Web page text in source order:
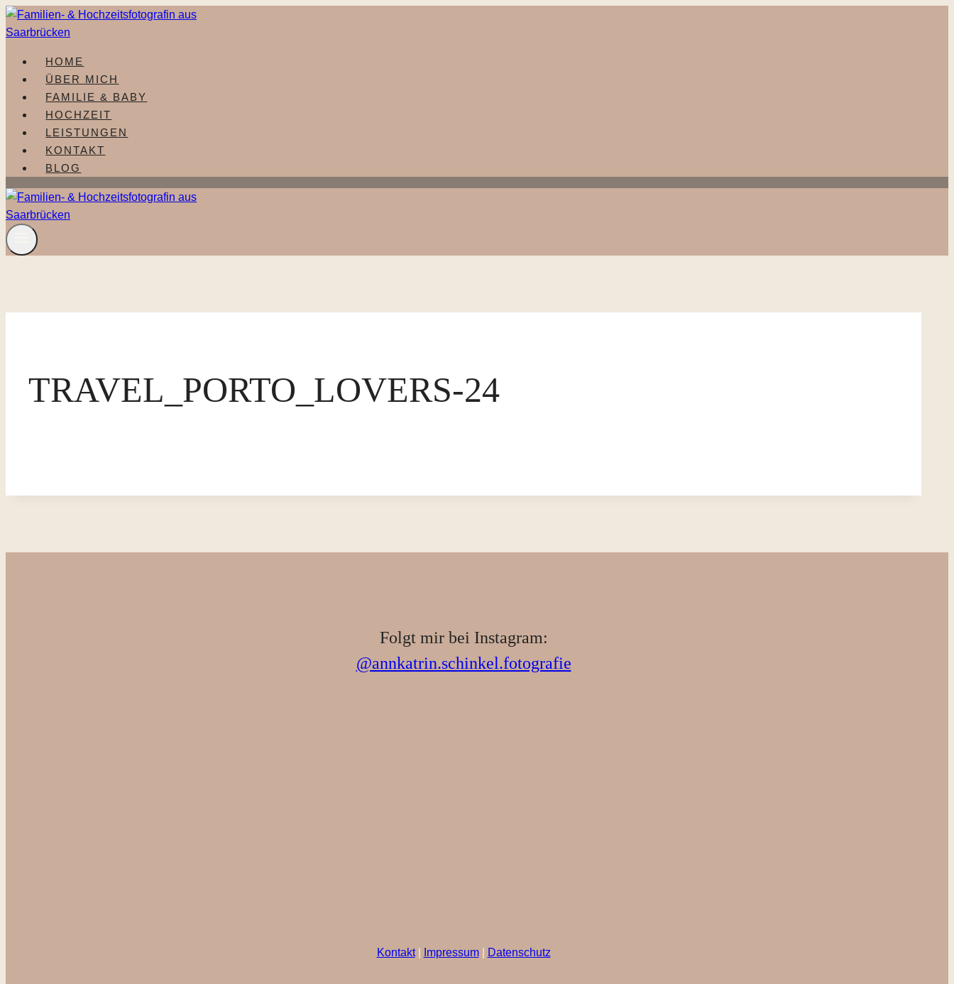
Zum
Inhalt
HOME
ÜBER MICH
FAMILIE & BABY
HOCHZEIT
LEISTUNGEN
KONTAKT
BLOG
TRAVEL_PORTO_LOVERS-24
Folgt mir bei Instagram:
@annkatrin.schinkel.fotografie
Kontakt| Impressum| Datenschutz